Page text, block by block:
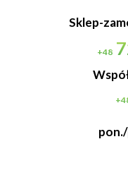
Sklep-
+48